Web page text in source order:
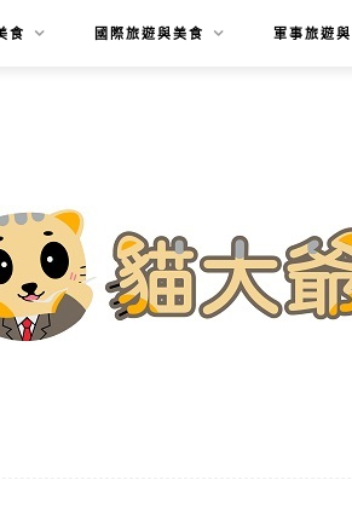
食 國際旅遊與美食 軍事旅遊